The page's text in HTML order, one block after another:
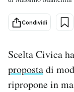
Economia
PODCAST
Condividi
Scelta Civica
propostadi
ripropone in